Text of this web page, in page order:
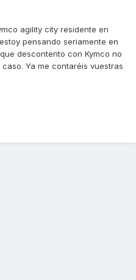
agility city residente en
pensando seriamente en
descontento con Kymco no
Ya me contaréis vuestras